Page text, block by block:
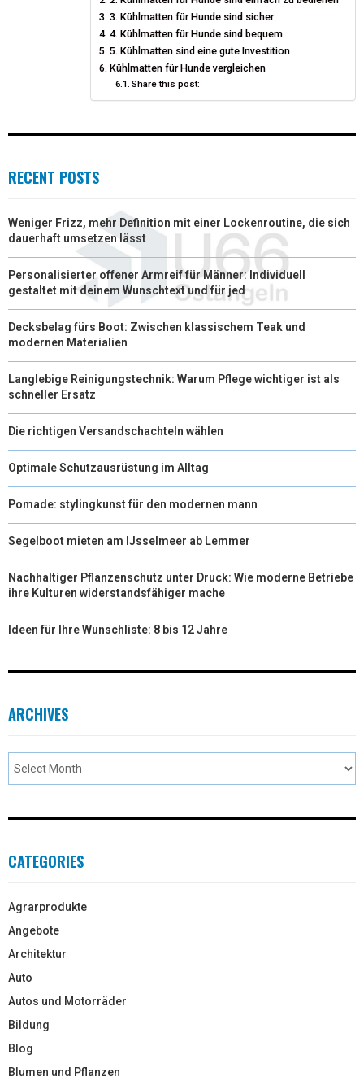
O
K
E
S
T
I
N
3. Kühlmatten für Hunde sind sicher
4. Kühlmatten für Hunde sind bequem
5. Kühlmatten sind eine gute Investition
Kühlmatten für Hunde vergleichen
Share this post:
RECENT POSTS
Weniger Frizz, mehr Definition mit einer Lockenroutine, die sich
dauerhaft umsetzen lässt
Personalisierter offener Armreif für Männer: Individuell
gestaltet mit deinem Wunschtext und für jed
Decksbelag fürs Boot: Zwischen klassischem Teak und
modernen Materialien
Langlebige Reinigungstechnik: Warum Pflege wichtiger ist als
schneller Ersatz
Die richtigen Versandschachteln wählen
Optimale Schutzausrüstung im Alltag
Pomade: stylingkunst für den modernen mann
Segelboot mieten am IJsselmeer ab Lemmer
Nachhaltiger Pflanzenschutz unter Druck: Wie moderne Betriebe
ihre Kulturen widerstandsfähiger mache
Ideen für Ihre Wunschliste: 8 bis 12 Jahre
ARCHIVES
CATEGORIES
Agrarprodukte
Angebote
Architektur
Auto
Autos und Motorräder
Bildung
Blog
Blumen und Pflanzen